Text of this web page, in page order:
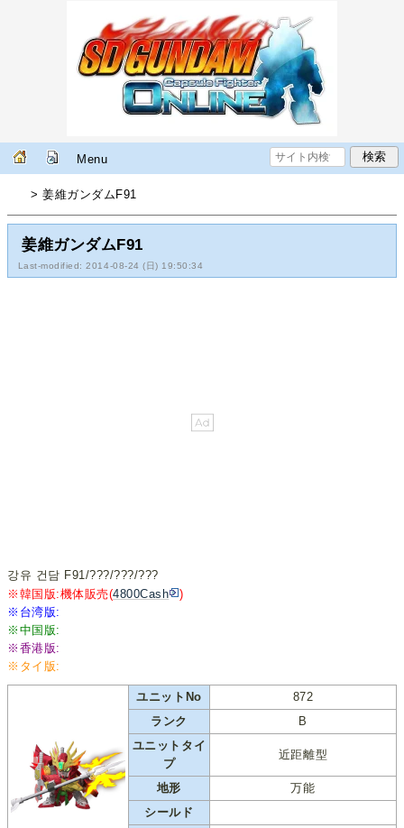
Menu
> 姜維ガンダムF91
姜維ガンダムF91
Last-modified: 2014-08-24 (日) 19:50:34
강유 건담 F91/???/???/???
※韓国版:機体販売(4800Cash
)
※台湾版:
※中国版:
※香港版:
※タイ版:
ユニットNo
872
ランク
B
ユニットタイ
プ
近距離型
地形
万能
シールド